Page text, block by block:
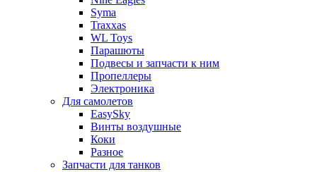
Syma
Traxxas
WL Toys
Парашюты
Подвесы и запчасти к ним
Пропеллеры
Электроника
Для самолетов
EasySky
Винты воздушные
Коки
Разное
Запчасти для танков